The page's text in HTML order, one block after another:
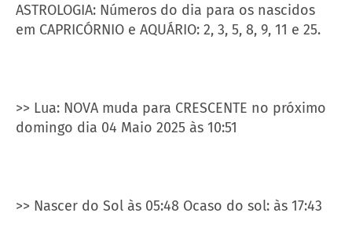
ASTROLOGIA: Números do dia para os nascidos
em CAPRICÓRNIO e AQUÁRIO: 2, 3, 5, 8, 9, 11 e 25.
>> Lua: NOVA muda para CRESCENTE no próximo
domingo dia 04 Maio 2025 às 10:51
>> Nascer do Sol às 05:48 Ocaso do sol: às 17:43